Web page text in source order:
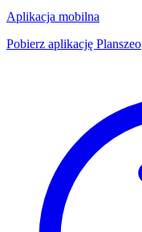
Aplikacja mobilna
Pobierz aplikację Planszeo